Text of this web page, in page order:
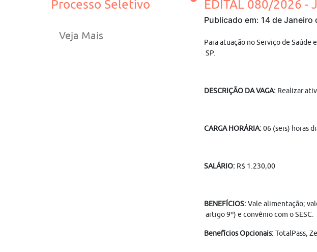
Processo Seletivo
Veja Mais
EDITAL 080/2026 -
Publicado em: 14 de Janeiro
Para atuação no Serviço de
SP.
DESCRIÇÃO DA VAGA:Realizar
CARGA HORÁRIA:06 (seis) horas
SALÁRIO:R$ 1.230,00
BENEFÍCIOS:Vale alimentação;
artigo 9º) e convênio com o SESC.
Benefícios Opcionais:TotalPass,